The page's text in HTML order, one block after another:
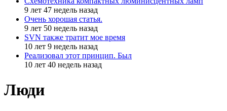
9 лет 47 недель назад
Очень хорошая статья.
9 лет 50 недель назад
SVN также тратит мое время
10 лет 9 недель назад
Реализовал этот принцип. Был
10 лет 40 недель назад
Люди